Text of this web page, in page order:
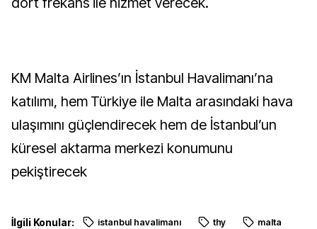
KM Malta Airlines’ın İstanbul Havalimanı’na
katılımı, hem Türkiye ile Malta arasındaki hava
ulaşımını güçlendirecek hem de İstanbul’un
küresel aktarma merkezi konumunu
pekiştirecek
İlgili Konular: istanbul havalimanı thy malta